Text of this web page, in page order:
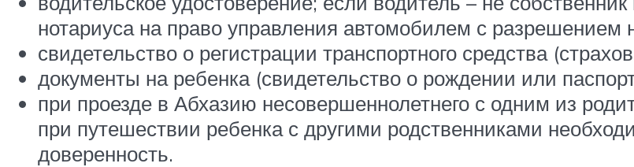
нотариуса на право управления автомобилем с разрешением
свидетельство о регистрации транспортного средства
документы на ребенка (свидетельство о рождении или
при проезде в Абхазию несовершеннолетнего с одним из
при путешествии ребенка с другими родственниками
доверенность.